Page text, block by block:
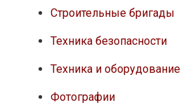
Строительные бригады
Техника безопасности
Техника и оборудование
Фотографии